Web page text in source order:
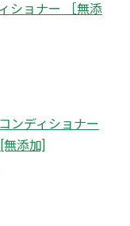
ショナー ［無添
ンディショナー
添加]